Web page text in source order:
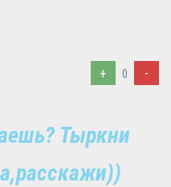
+ 0 -
Тыркни